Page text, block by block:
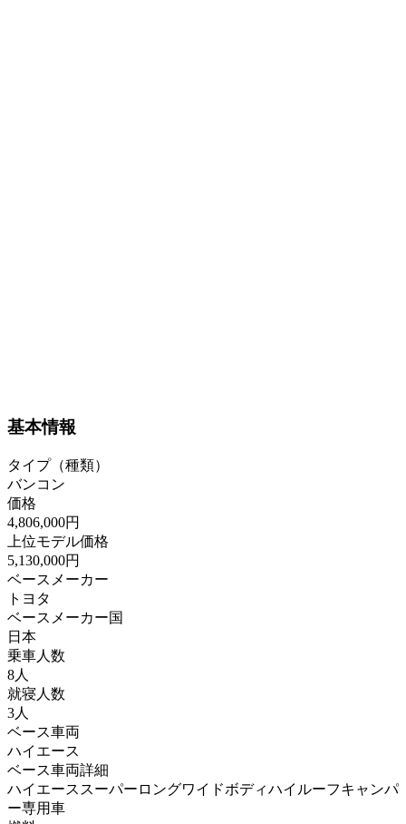
基本情報
タイプ（種類）
バンコン
価格
4,806,000円
上位モデル価格
5,130,000円
ベースメーカー
トヨタ
ベースメーカー国
日本
乗車人数
8人
就寝人数
3人
ベース車両
ハイエース
ベース車両詳細
ハイエーススーパーロングワイドボディハイルーフキャンパ
ー専用車